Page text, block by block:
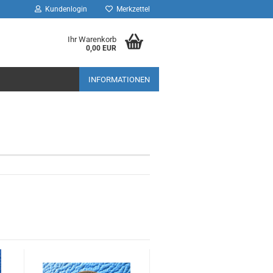
Kundenlogin Merkzettel
Ihr Warenkorb
0,00 EUR
INFORMATIONEN